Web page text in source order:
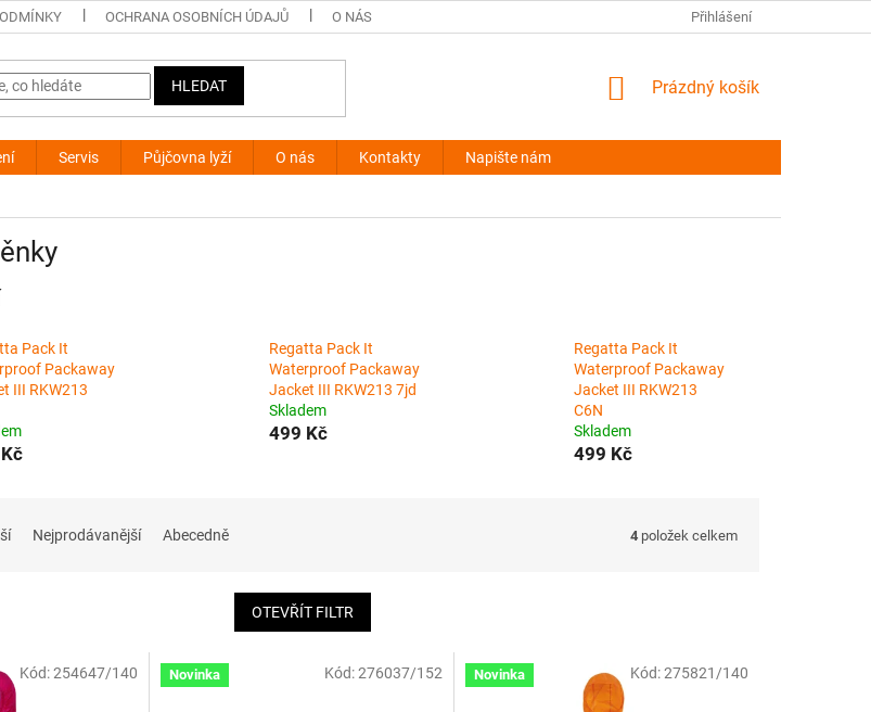
OCHRANA OSOBNÍCH ÚDAJŮ O NÁS Přihlášení
HLEDAT
NÁKUPNÍ
Prázdný košík
Servis Půjčovna lyží O nás Kontakty Napište nám
Pack It
Packaway
III RKW213
Regatta Pack It
Waterproof Packaway
Jacket III RKW213 7jd
Skladem
499 Kč
Regatta Pack It
Waterproof Packaway
Jacket III RKW213
C6N
Skladem
499 Kč
Nejprodávanější Abecedně 4 položek celkem
OTEVŘÍT FILTR
Kód:254647/140 Novinka Kód:276037/152 Novinka Kód:275821/140